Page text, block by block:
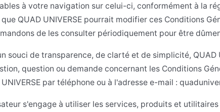
à votre navigation sur celui-ci, conformément à la
QUAD UNIVERSE pourrait modifier ces Conditions
de les consulter périodiquement pour être
souci de transparence, de clarté et de simplicité,
question ou demande concernant les Conditions
UNIVERSE par téléphone ou à l'adresse e-mail :
s'engage à utiliser les services, produits et